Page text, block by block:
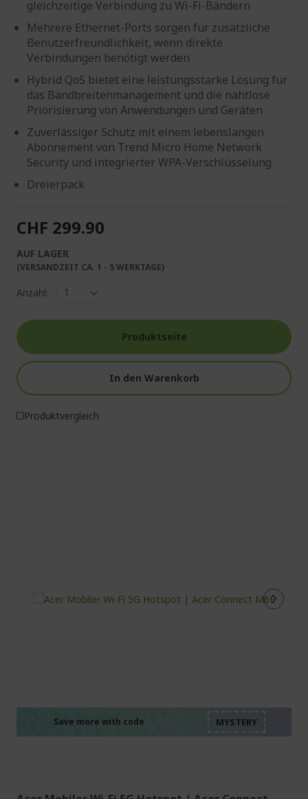
gleichzeitige Verbindung zu Wi-Fi-Bändern
Mehrere Ethernet-Ports sorgen für zusätzliche
Benutzerfreundlichkeit, wenn direkte
Verbindungen benötigt werden
Hybrid QoS bietet eine leistungsstarke Lösung für
das Bandbreitenmanagement und die nahtlose
Priorisierung von Anwendungen und Geräten
Zuverlässiger Schutz mit einem lebenslangen
Abonnement von Trend Micro Home Network
Security und integrierter WPA-Verschlüsselung
Dreierpack
CHF 299.90
AUF LAGER
(VERSANDZEIT CA. 1 - 5 WERKTAGE)
Anzahl:
Produktseite
In den Warenkorb
Produktvergleich
Save more with code